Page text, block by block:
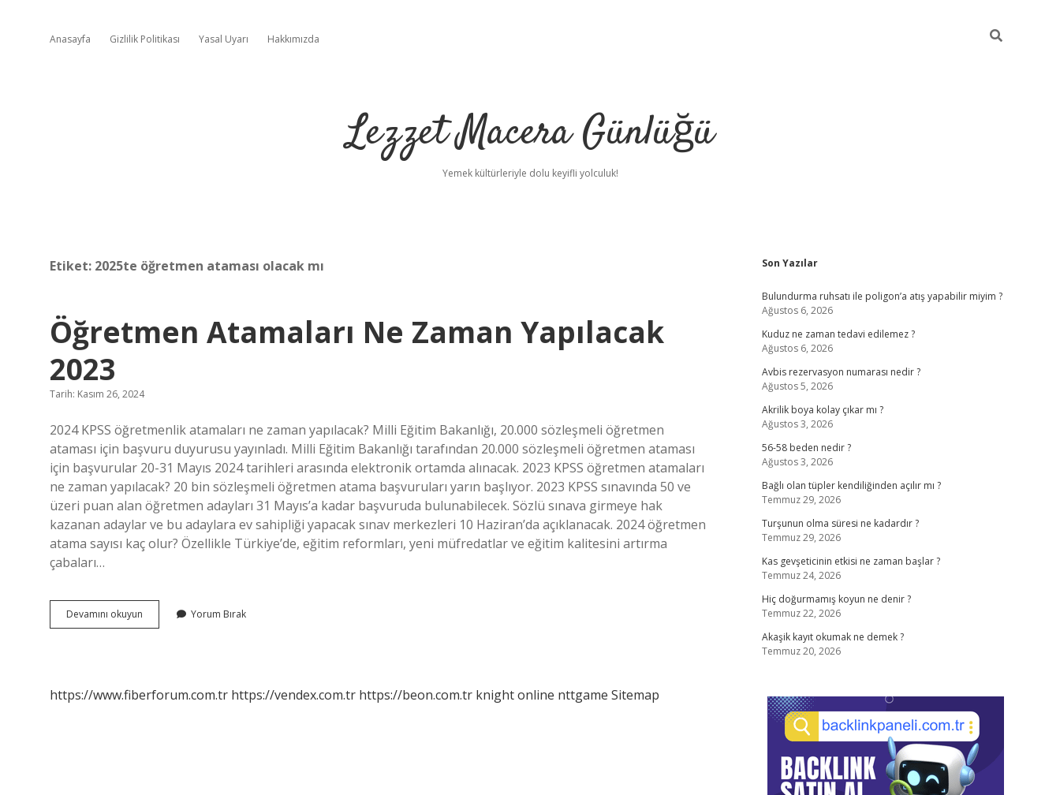
Anasayfa Gizlilik Politikası Yasal Uyarı Hakkımızda
Lezzet Macera Günlüğü
Yemek kültürleriyle dolu keyifli yolculuk!
Etiket: 2025te öğretmen ataması olacak mı
Öğretmen Atamaları Ne Zaman Yapılacak
2023
Tarih: Kasım 26, 2024
2024 KPSS öğretmenlik atamaları ne zaman yapılacak? Milli Eğitim Bakanlığı, 20.000 sözleşmeli öğretmen
ataması için başvuru duyurusu yayınladı. Milli Eğitim Bakanlığı tarafından 20.000 sözleşmeli öğretmen ataması
için başvurular 20-31 Mayıs 2024 tarihleri ​​arasında elektronik ortamda alınacak. 2023 KPSS öğretmen atamaları
ne zaman yapılacak? 20 bin sözleşmeli öğretmen atama başvuruları yarın başlıyor. 2023 KPSS sınavında 50 ve
üzeri puan alan öğretmen adayları 31 Mayıs’a kadar başvuruda bulunabilecek. Sözlü sınava girmeye hak
kazanan adaylar ve bu adaylara ev sahipliği yapacak sınav merkezleri 10 Haziran’da açıklanacak. 2024 öğretmen
atama sayısı kaç olur? Özellikle Türkiye’de, eğitim reformları, yeni müfredatlar ve eğitim kalitesini artırma
çabaları…
Devamını okuyun Öğretmen
Atamaları
Yorum Bırak
https://www.fiberforum.com.tr https://vendex.com.tr https://beon.com.tr knight online nttgame Sitemap
Sidebar
Son Yazılar
Bulundurma ruhsatı ile poligon’a atış yapabilir miyim ?
Ağustos 6, 2026
Kuduz ne zaman tedavi edilemez ?
Ağustos 6, 2026
Avbis rezervasyon numarası nedir ?
Ağustos 5, 2026
Akrilik boya kolay çıkar mı ?
Ağustos 3, 2026
56-58 beden nedir ?
Ağustos 3, 2026
Bağlı olan tüpler kendiliğinden açılır mı ?
Temmuz 29, 2026
Turşunun olma süresi ne kadardır ?
Temmuz 29, 2026
Kas gevşeticinin etkisi ne zaman başlar ?
Temmuz 24, 2026
Hiç doğurmamış koyun ne denir ?
Temmuz 22, 2026
Akaşik kayıt okumak ne demek ?
Temmuz 20, 2026